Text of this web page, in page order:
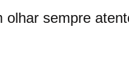
sempre